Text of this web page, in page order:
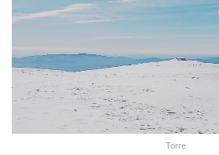
Torre